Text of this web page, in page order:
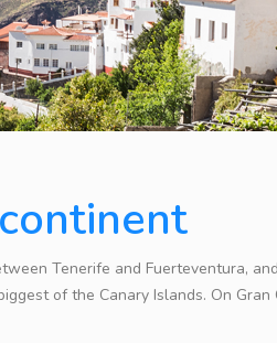
Tenerife and Fuerteventura,
of the Canary Islands. On Gran